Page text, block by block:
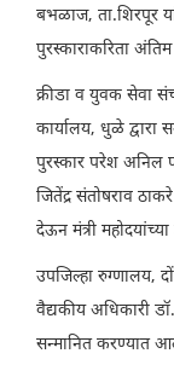
बभळाज, ता.शिरपूर
पुरस्काराकरिता
क्रीडा व युवक सेवा
कार्यालय, धुळे
पुरस्कार परेश अनिल
जितेंद्र संतोषराव
देऊन मंत्री
उपजिल्हा रुग्णालय,
वैद्यकीय अधिकारी
सन्मानित करण्यात